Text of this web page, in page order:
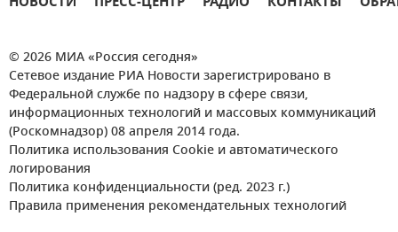
© 2026 МИА «Россия сегодня»
Сетевое издание РИА Новости зарегистрировано в
Федеральной службе по надзору в сфере связи,
информационных технологий и массовых коммуникаций
(Роскомнадзор) 08 апреля 2014 года.
Политика использования Cookie и автоматического
логирования
Политика конфиденциальности (ред. 2023 г.)
Правила применения рекомендательных технологий